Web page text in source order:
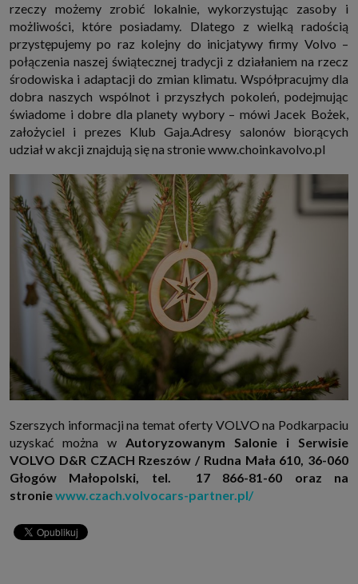
rzeczy możemy zrobić lokalnie, wykorzystując zasoby i
możliwości, które posiadamy. Dlatego z wielką radością
przystępujemy po raz kolejny do inicjatywy firmy Volvo –
połączenia naszej świątecznej tradycji z działaniem na rzecz
środowiska i adaptacji do zmian klimatu. Współpracujmy dla
dobra naszych wspólnot i przyszłych pokoleń, podejmując
świadome i dobre dla planety wybory – mówi Jacek Bożek,
założyciel i prezes Klub Gaja.Adresy salonów biorących
udział w akcji znajdują się na stronie www.choinkavolvo.pl
Szerszych informacji na temat oferty VOLVO na Podkarpaciu
uzyskać można w Autoryzowanym Salonie i Serwisie
VOLVO D&R CZACH Rzeszów / Rudna Mała 610, 36-060
Głogów Małopolski, tel. 17 866-81-60 oraz na
stroniewww.czach.volvocars-partner.pl/